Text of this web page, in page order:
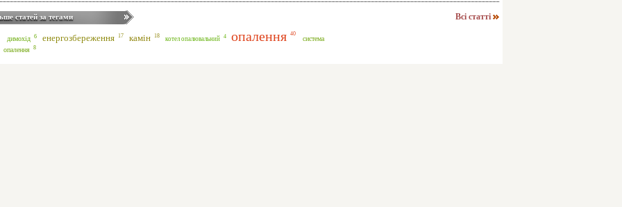
статей за тегами
димохід 6 енергозбереження 17 камін 18 котел опалювальний 4 опалення 40
система
опалення 8
Всі статті